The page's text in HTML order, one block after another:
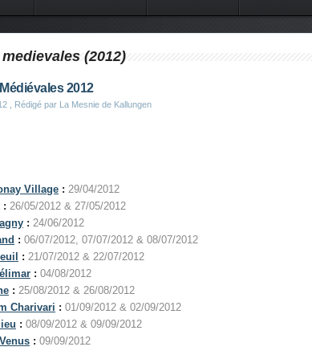
(2012)
2012
, Rédigé par La Mesnie de Kallungen
Village : 29/04/2012
: 26/05/2012 & 27/05/2012
: 24/06/2012
: 06/07/2012, 07/07/2012 & 08/07/2012
: 21/07/2012 & 22/07/2012
: 04/08/2012
: 25/08/2012 & 26/08/2012
Charivari : 01/09/2012 & 02/09/2012
: 08/09/2012 & 09/09/2012
: 09/09/2012